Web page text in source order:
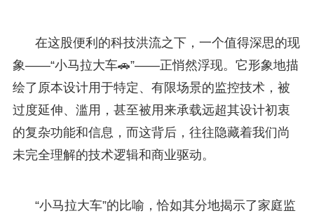
在这股便利的科技洪流之下，一个值得深思的现
象——“小马拉大车🚗”——正悄然浮现。它形象地描
绘了原本设计用于特定、有限场景的监控技术，被
过度延伸、滥用，甚至被用来承载远超其设计初衷
的复杂功能和信息，而这背后，往往隐藏着我们尚
未完全理解的技术逻辑和商业驱动。
“小马拉大车”的比喻，恰如其分地揭示了家庭监